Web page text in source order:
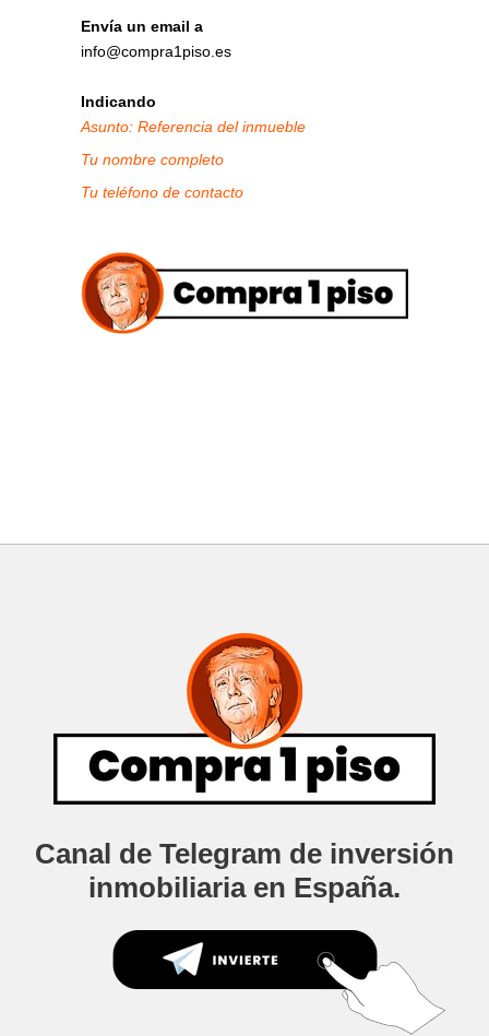
Envía un email a
info@compra1piso.es
Indicando
Asunto: Referencia del inmueble
Tu nombre completo
Tu teléfono de contacto
Canal de Telegram de inversión
inmobiliaria en España.